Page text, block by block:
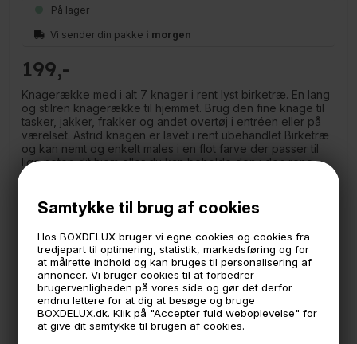
Samtykke til brug af cookies
Hos BOXDELUX bruger vi egne cookies og cookies fra
tredjepart til optimering, statistik, markedsføring og for
at målrette indhold og kan bruges til personalisering af
annoncer. Vi bruger cookies til at forbedrer
brugervenligheden på vores side og gør det derfor
endnu lettere for at dig at besøge og bruge
BOXDELUX.dk. Klik på "Accepter fuld weboplevelse" for
at give dit samtykke til brugen af cookies.
På lager
Vi sender din pakke i morgen
199
Knagerække med i alt 7 knager i rent lyst birketræ. En lang
og stilren knagerække til hjemmet. Brug den fine knage til
tasker, jakker, frakker og andet overtøj i entréen eller på
værelset. Astrid knagen er lavet i rent ubehandlet Birketræ
og kan nemt og enkelt males i en flot farve der passer til
lige netop dit hjem eller du kan beholde den i den rene
naturlige stil.
Mål:
Længde: 67 cm.
Dybde: 4 cm.
Skruer medfølger ikke
Bæreevne: Max 8 kg.
NAW serien af lavet i Estland af FSC mærket træ fra estiske
skove.